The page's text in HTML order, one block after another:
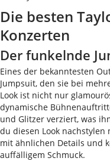
Die besten
Konzerten
Der funkelnde
Eines der bekanntesten
Jumpsuit, den sie bei
Look ist nicht nur
dynamische
und Glitzer verziert, was
du diesen Look nachstylen
mit ähnlichen Details und
auffälligem Schmuck.